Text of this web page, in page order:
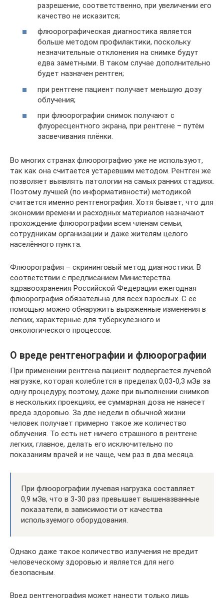
разрешение, соответственно, при увеличении его
качество не исказится;
флюорографическая диагностика является
больше методом профилактики, поскольку
незначительные отклонения на снимке будут
едва заметными. В таком случае дополнительно
будет назначен рентген;
при рентгене пациент получает меньшую дозу
облучения;
при флюорографии снимок получают с
флуоресцентного экрана, при рентгене – путём
засвечивания плёнки.
Во многих странах флюорографию уже не используют,
так как она считается устаревшим методом. Рентген же
позволяет выявлять патологии на самых ранних стадиях.
Поэтому лучшей (по информативности) методикой
считается именно рентгенография. Хотя бывает, что для
экономии времени и расходных материалов назначают
прохождение флюорографии всем членам семьи,
сотрудникам организации и даже жителям целого
населённого пункта.
Флюорография – скрининговый метод диагностики. В
соответствии с предписанием Министерства
здравоохранения Российской Федерации ежегодная
флюорография обязательна для всех взрослых. С её
помощью можно обнаружить выраженные изменения в
лёгких, характерные для туберкулёзного и
онкологического процессов.
О вреде рентгенографии и флюорографии
При применении рентгена пациент подвергается лучевой
нагрузке, которая колеблется в пределах 0,03-0,3 мЗв за
одну процедуру, поэтому, даже при выполнении снимков
в нескольких проекциях, ее суммарная доза не нанесет
вреда здоровью. За две недели в обычной жизни
человек получает примерно такое же количество
облучения. То есть нет ничего страшного в рентгене
легких, главное, делать его исключительно по
показаниям врачей и не чаще, чем раз в два месяца.
При флюорографии лучевая нагрузка составляет
0,9 мЗв, что в 3-30 раз превышает вышеназванные
показатели, в зависимости от качества
используемого оборудования.
Однако даже такое количество излучения не вредит
человеческому здоровью и является для него
безопасным.
Вред рентгенография может нанести только лишь